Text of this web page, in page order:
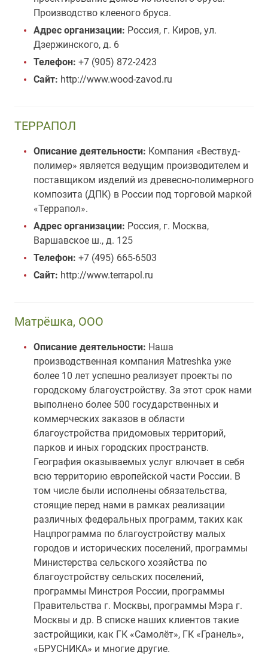
Производство клееного бруса.
Адрес организации: Россия, г. Киров, ул.
Дзержинского, д. 6
Телефон: +7 (905) 872-2423
Сайт: http://www.wood-zavod.ru
ТЕРРАПОЛ
Описание деятельности: Компания «Вествуд-
полимер» является ведущим производителем и
поставщиком изделий из древесно-полимерного
композита (ДПК) в России под торговой маркой
«Террапол».
Адрес организации: Россия, г. Москва,
Варшавское ш., д. 125
Телефон: +7 (495) 665-6503
Сайт: http://www.terrapol.ru
Матрёшка, ООО
Описание деятельности: Наша
производственная компания Matreshka уже
более 10 лет успешно реализует проекты по
городскому благоустройству. За этот срок нами
выполнено более 500 государственных и
коммерческих заказов в области
благоустройства придомовых территорий,
парков и иных городских пространств.
География оказываемых услуг влючает в себя
всю территорию европейской части России. В
том числе были исполнены обязательства,
стоящие перед нами в рамках реализации
различных федеральных программ, таких как
Нацпрограмма по благоустройству малых
городов и исторических поселений, программы
Министерства сельского хозяйства по
благоустройству сельских поселений,
программы Минстроя России, программы
Правительства г. Москвы, программы Мэра г.
Москвы и др. В списке наших клиентов такие
застройщики, как ГК «Самолёт», ГК «Гранель»,
«БРУСНИКА» и многие другие.